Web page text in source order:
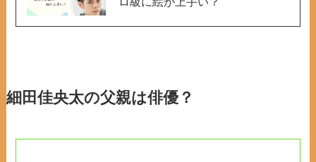
細田佳央太の父親は俳優？